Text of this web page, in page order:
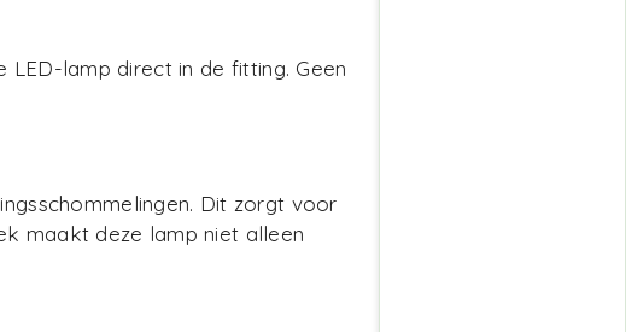
lamp direct in de fitting. Geen
Dit zorgt voor
maakt deze lamp niet alleen